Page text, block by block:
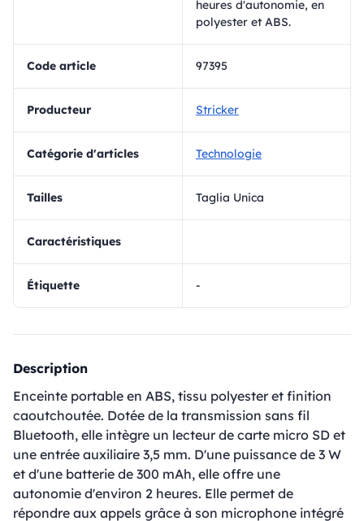
heures d'autonomie, en
polyester et ABS.
Code article 97395
Producteur Stricker
Catégorie d'articles Technologie
Tailles Taglia Unica
Caractéristiques
Étiquette -
Description
Enceinte portable en ABS, tissu polyester et finition
caoutchoutée. Dotée de la transmission sans fil
Bluetooth, elle intègre un lecteur de carte micro SD et
une entrée auxiliaire 3,5 mm. D'une puissance de 3 W
et d'une batterie de 300 mAh, elle offre une
autonomie d'environ 2 heures. Elle permet de
répondre aux appels grâce à son microphone intégré